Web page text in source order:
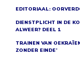
EDITORIAAL:
DIENSTPLICHT IN DE
ALWEER? DEEL 1
TRAINEN VAN
ZONDER EINDE’